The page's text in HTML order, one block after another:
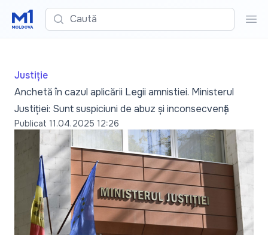
Caută
Justiție
Anchetă în cazul aplicării Legii amnistiei. Ministerul
Justiției: Sunt suspiciuni de abuz și inconsecvență
Publicat 11.04.2025 12:26